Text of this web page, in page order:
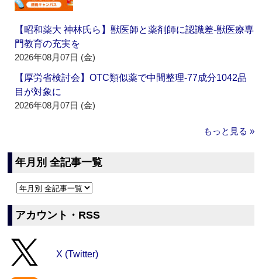
【昭和薬大 神林氏ら】獣医師と薬剤師に認識差‐獣医療専
門教育の充実を
2026年08月07日 (金)
【厚労省検討会】OTC類似薬で中間整理‐77成分1042品
目が対象に
2026年08月07日 (金)
もっと見る »
年月別 全記事一覧
アカウント・RSS
X (Twitter)